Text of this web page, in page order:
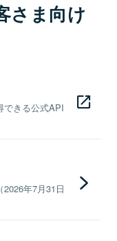
さま向け
できる公式API
年7月31日